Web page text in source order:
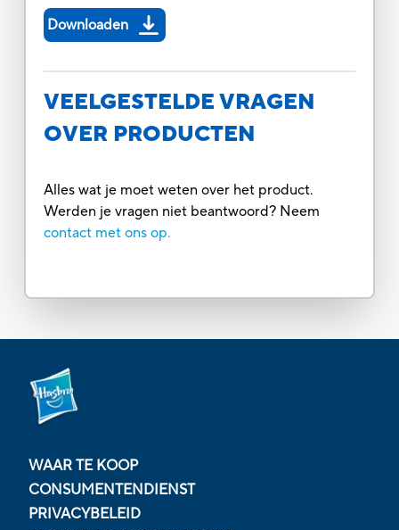
Downloaden
VEELGESTELDE VRAGEN
OVER PRODUCTEN
Alles wat je moet weten over het product.
Werden je vragen niet beantwoord? Neem
contact met ons op.
WAAR TE KOOP
CONSUMENTENDIENST
PRIVACYBELEID